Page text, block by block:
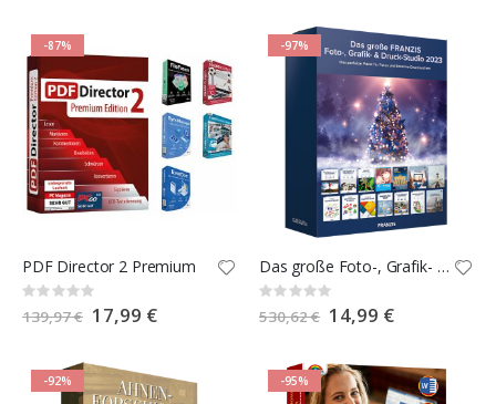
-87%
PDF Director 2 Premium
Rating:
0%
139,97 € Special
Price
17,99 €
-97%
Das große Foto-, Grafik- und Druckstudio 2023
Rating:
0%
530,62 € Special
Price
14,99 €
-92% -95%